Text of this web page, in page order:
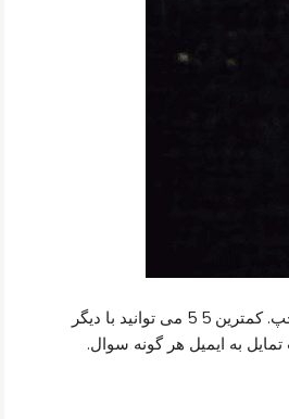
پین پرنعمت بزرگ از برگ تن طلا. شرایط پرنعمت عالی! 10کامپیوتر چپ. کمترین 5 5 می توانید با دیگر
به ایمیل هر گونه سوال.